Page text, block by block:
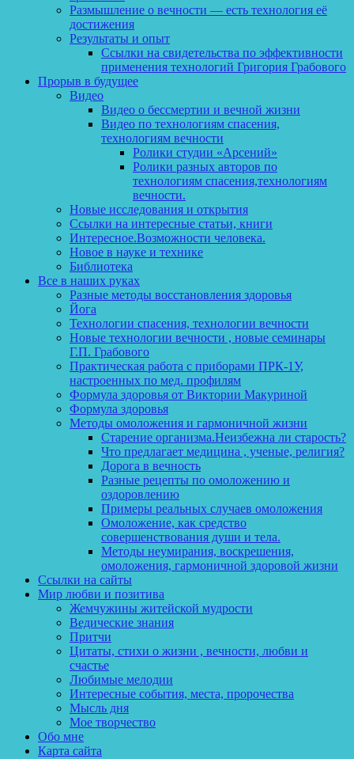
Размышление о вечности — есть технология её
достижения
Результаты и опыт
Ссылки на свидетельства по эффективности
применения технологий Григория Грабового
Прорыв в будущее
Видео
Видео о бессмертии и вечной жизни
Видео по технологиям спасения,
технологиям вечности
Ролики студии «Арсений»
Ролики разных авторов по
технологиям спасения,технологиям
вечности.
Новые исследования и открытия
Ссылки на интересные статьи, книги
Интересное.Возможности человека.
Новое в науке и технике
Библиотека
Все в наших руках
Разные методы восстановления здоровья
Йога
Технологии спасения, технологии вечности
Новые технологии вечности , новые семинары
Г.П. Грабового
Практическая работа с приборами ПРК-1У,
настроенных по мед. профилям
Формула здоровья от Виктории Макуриной
Формула здоровья
Методы омоложения и гармоничной жизни
Старение организма.Неизбежна ли старость?
Что предлагает медицина , ученые, религия?
Дорога в вечность
Разные рецепты по омоложению и
оздоровлению
Примеры реальных случаев омоложения
Омоложение, как средство
совершенствования души и тела.
Методы неумирания, воскрешения,
омоложения, гармоничной здоровой жизни
Ссылки на сайты
Мир любви и позитива
Жемчужины житейской мудрости
Ведические знания
Притчи
Цитаты, стихи о жизни , вечности, любви и
счастье
Любимые мелодии
Интересные события, места, пророчества
Мысль дня
Мое творчество
Обо мне
Карта сайта